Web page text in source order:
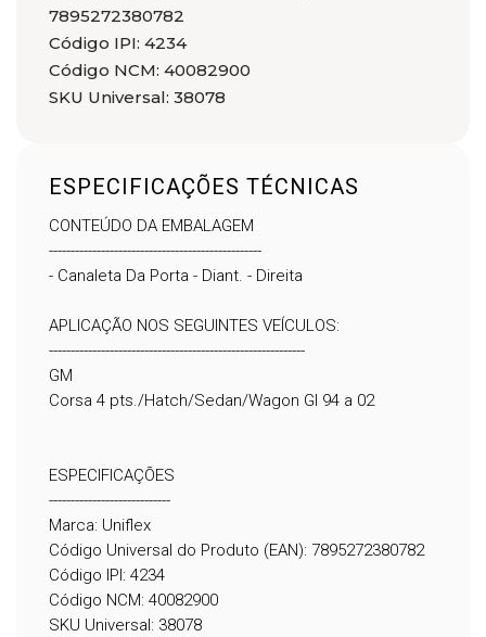
7895272380782
Código IPI: 4234
Código NCM: 40082900
SKU Universal: 38078
ESPECIFICAÇÕES TÉCNICAS
CONTEÚDO DA EMBALAGEM
-------------------------------------------------
- Canaleta Da Porta - Diant. - Direita
APLICAÇÃO NOS SEGUINTES VEÍCULOS:
-----------------------------------------------------------
GM
Corsa 4 pts./Hatch/Sedan/Wagon GI 94 a 02
ESPECIFICAÇÕES
----------------------------
Marca: Uniflex
Código Universal do Produto (EAN): 7895272380782
Código IPI: 4234
Código NCM: 40082900
SKU Universal: 38078